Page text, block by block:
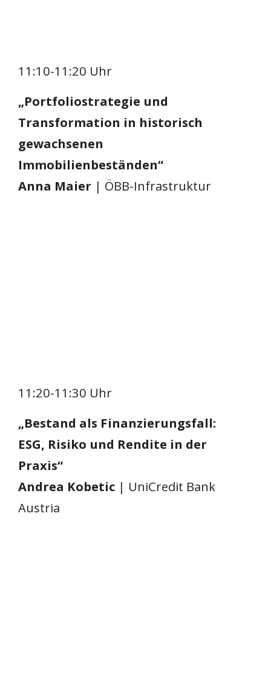
11:10-11:20 Uhr
„Portfoliostrategie und
Transformation in historisch
gewachsenen
Immobilienbeständen“
Anna Maier | ÖBB-Infrastruktur
11:20-11:30 Uhr
„Bestand als Finanzierungsfall:
ESG, Risiko und Rendite in der
Praxis“
Andrea Kobetic | UniCredit Bank
Austria